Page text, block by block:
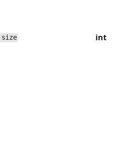
size int